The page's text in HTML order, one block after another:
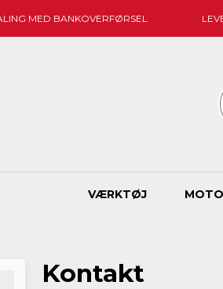
MED BANKOVERFØRSEL
VÆRKTØJ
Kontakt